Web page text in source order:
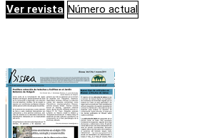
Ver revista Número actual